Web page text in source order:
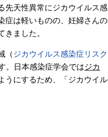
先天性異常にジカウイルス感
症は軽いものの、妊婦さんの
ました。
（ ジカウイルス感染症リスク
。日本感染症学会ではジカ
うにするため、「ジカウイル